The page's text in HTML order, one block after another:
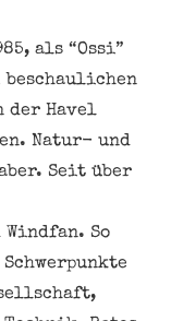
als “Ossi”
beschaulichen
der Havel
Natur- und
Seit über
So